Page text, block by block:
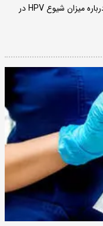
معاون بهداشت وزارت بهداشت از آغاز بررسی‌ها درباره میزان شیوع HPV در